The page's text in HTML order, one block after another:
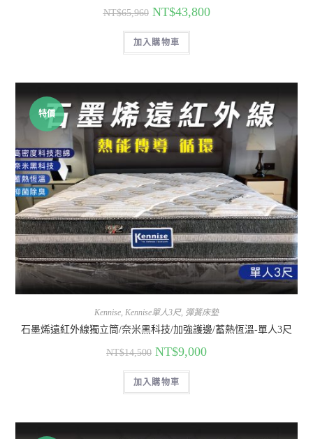
NT$65,960 NT$43,800
加入購物車
特價
Kennise, Kennise單人3尺, 彈簧床墊
石墨烯遠紅外線獨立筒/奈米黑科技/加強護邊/蓄熱恆溫-單人3尺
NT$14,500 NT$9,000
加入購物車